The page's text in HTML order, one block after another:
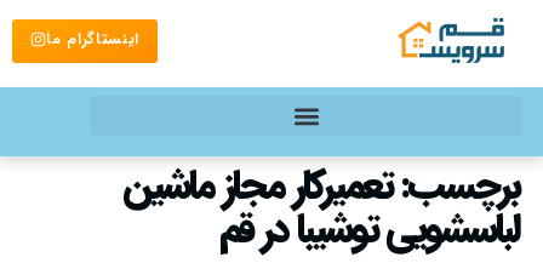
اینستاگرام ما
برچسب:تعمیرکار مجاز ماشین
لباسشویی توشیبا در قم